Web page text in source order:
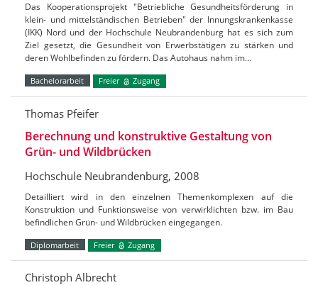
Das Kooperationsprojekt "Betriebliche Gesundheitsförderung in
klein- und mittelständischen Betrieben" der Innungskrankenkasse
(IKK) Nord und der Hochschule Neubrandenburg hat es sich zum
Ziel gesetzt, die Gesundheit von Erwerbstätigen zu stärken und
deren Wohlbefinden zu fördern. Das Autohaus nahm im…
Bachelorarbeit Freier Zugang
Thomas Pfeifer
Berechnung und konstruktive Gestaltung von
Grün- und Wildbrücken
Hochschule Neubrandenburg, 2008
Detailliert wird in den einzelnen Themenkomplexen auf die
Konstruktion und Funktionsweise von verwirklichten bzw. im Bau
befindlichen Grün- und Wildbrücken eingegangen.
Diplomarbeit Freier Zugang
Christoph Albrecht